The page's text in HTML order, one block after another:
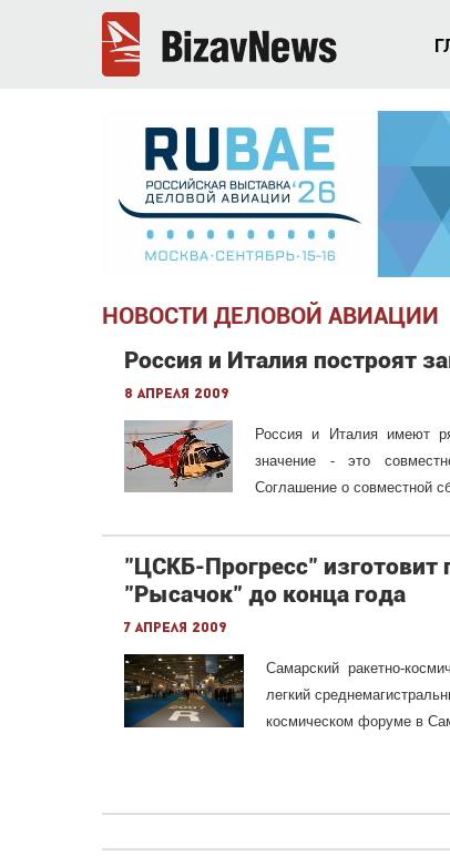
НОВОСТИ ДЕЛОВОЙ АВИАЦИИ
Россия и Италия построят
8 апреля 2009
Россия и Италия имеют
значение - это
Соглашение о совместной
"ЦСКБ-Прогресс"
"Рысачок" до конца года
7 апреля 2009
Самарский ракетно-
легкий
космическом форуме в